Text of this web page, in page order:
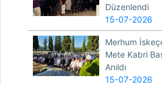
Düzenlendi
15-07-2026
Merhum
Mete Kabri
Anıldı
15-07-2026